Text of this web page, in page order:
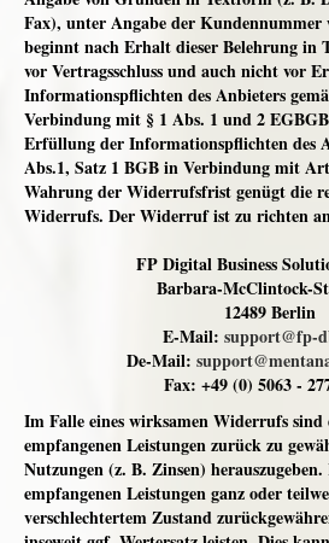
Fax), unter Angabe der
beginnt nach Erhalt dieser Belehrung in
vor Vertragsschluss und auch nicht vor
Informationspflichten des Anbieters
Verbindung mit § 1 Abs. 1 und 2
Erfüllung der Informationspflichten des
Abs.1, Satz 1 BGB in Verbindung mit
Wahrung der Widerrufsfrist genügt die
Widerrufs. Der Widerruf ist zu richten
FP Digital Business
Barbara-McClintock-
12489 Berlin
E-Mail: support@fp-
De-Mail:
Fax: +49 (0) 5063 -
Im Falle eines wirksamen Widerrufs sind
empfangenen Leistungen zurück zu
Nutzungen (z. B. Zinsen)
empfangenen Leistungen ganz oder
verschlechtertem Zustand